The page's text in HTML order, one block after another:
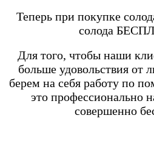
Теперь при покупке
солода
Для того, чтобы наши
больше удовольствия от
берем на себя работу по
это профессионально
совершенно